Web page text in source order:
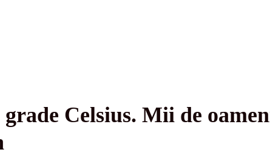
Celsius. Mii de